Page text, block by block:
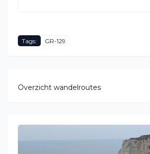
Tags: GR-129
Overzicht wandelroutes